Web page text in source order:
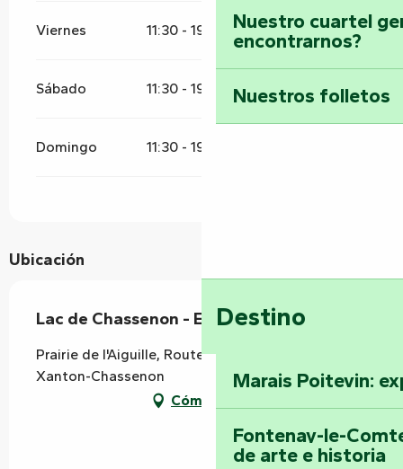
Nuestro cuartel
encontrarnos?
Nuestros folletos
Destino
Marais Poitevin:
Fontenay-le-
de arte e historia
Viernes 11:30 - 19:30
Sábado 11:30 - 19:30
Domingo 11:30 - 19:30
Ubicación
Lac de Chassenon - Espace de Loisirs
Prairie de l'Aiguille, Route de Parthenay, 85240
Xanton-Chassenon
Cómo llegar